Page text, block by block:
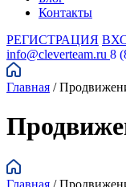
Контакты
РЕГИСТРАЦИЯ
info@cleverteam.ru 8
Главная /
Главная /